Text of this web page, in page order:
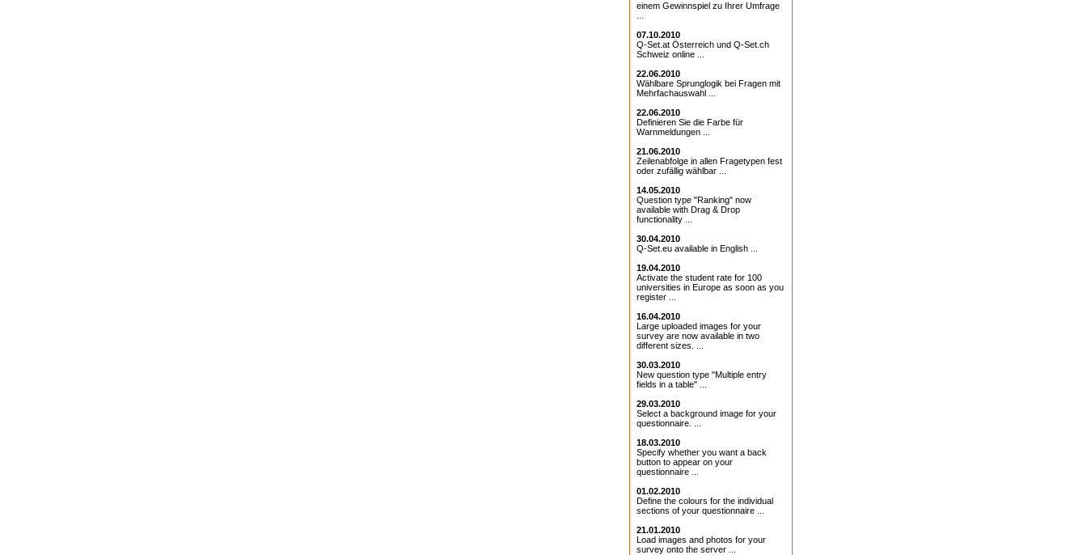
einem Gewinnspiel zu Ihrer Umfrage
07.10.2010
Q-Set.at Österreich und Q-Set.ch
Schweiz online ...
22.06.2010
Wählbare Sprunglogik bei Fragen mit
Mehrfachauswahl ...
22.06.2010
Definieren Sie die Farbe für
Warnmeldungen ...
21.06.2010
Zeilenabfolge in allen Fragetypen fest
oder zufällig wählbar ...
14.05.2010
Question type "Ranking" now
available with Drag & Drop
functionality ...
30.04.2010
Q-Set.eu available in English ...
19.04.2010
Activate the student rate for 100
universities in Europe as soon as you
register ...
16.04.2010
Large uploaded images for your
survey are now available in two
different sizes. ...
30.03.2010
New question type "Multiple entry
fields in a table" ...
29.03.2010
Select a background image for your
questionnaire. ...
18.03.2010
Specify whether you want a back
button to appear on your
questionnaire ...
01.02.2010
Define the colours for the individual
sections of your questionnaire ...
21.01.2010
Load images and photos for your
survey onto the server ...